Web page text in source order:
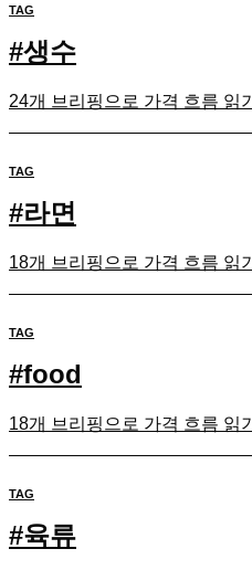
TAG
#생수
24개 브리핑으로 가격 흐름 읽기
TAG
#라면
18개 브리핑으로 가격 흐름 읽기
TAG
#food
18개 브리핑으로 가격 흐름 읽기
TAG
#육류